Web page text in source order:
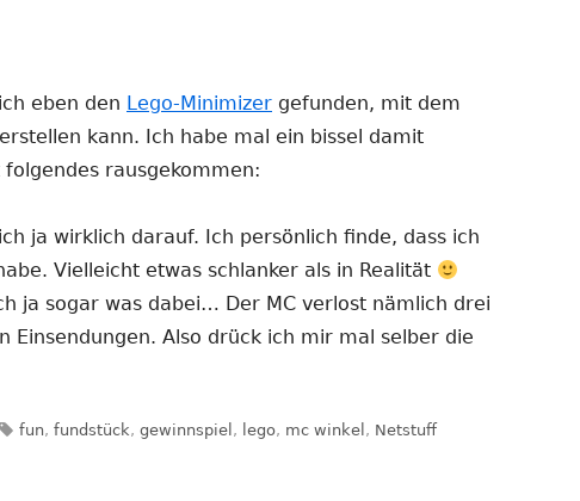
eben den Lego-Minimizer gefunden, mit dem
kann. Ich habe mal ein bissel damit
rausgekommen:
ja wirklich darauf. Ich persönlich finde, dass ich
Vielleicht etwas schlanker als in Realität
ja sogar was dabei… Der MC verlost nämlich drei
Einsendungen. Also drück ich mir mal selber die
Schlagwörter
fun, fundstück, gewinnspiel , lego, mc winkel , Netstuff